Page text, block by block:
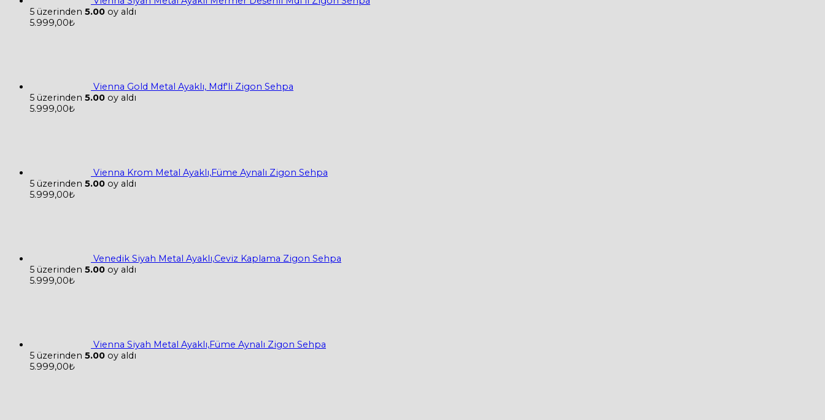
5 üzerinden 5.00 oy aldı
5.999,00₺
Vienna Gold Metal Ayaklı, Mdf'li Zigon Sehpa
5 üzerinden 5.00 oy aldı
5.999,00₺
Vienna Krom Metal Ayaklı,Füme Aynalı Zigon Sehpa
5 üzerinden 5.00 oy aldı
5.999,00₺
Venedik Siyah Metal Ayaklı,Ceviz Kaplama Zigon Sehpa
5 üzerinden 5.00 oy aldı
5.999,00₺
Vienna Siyah Metal Ayaklı,Füme Aynalı Zigon Sehpa
5 üzerinden 5.00 oy aldı
5.999,00₺